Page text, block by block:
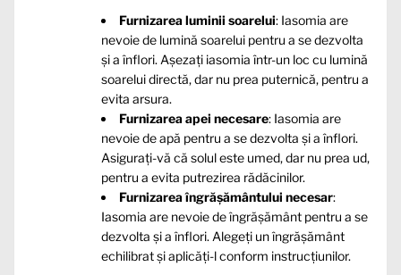
Furnizarea luminii soarelui: Iasomia are
nevoie de lumină soarelui pentru a se dezvolta
și a înflori. Așezați iasomia într-un loc cu lumină
soarelui directă, dar nu prea puternică, pentru a
evita arsura.
Furnizarea apei necesare: Iasomia are
nevoie de apă pentru a se dezvolta și a înflori.
Asigurați-vă că solul este umed, dar nu prea ud,
pentru a evita putrezirea rădăcinilor.
Furnizarea îngrășământului necesar:
Iasomia are nevoie de îngrășământ pentru a se
dezvolta și a înflori. Alegeți un îngrășământ
echilibrat și aplicăți-l conform instrucțiunilor.